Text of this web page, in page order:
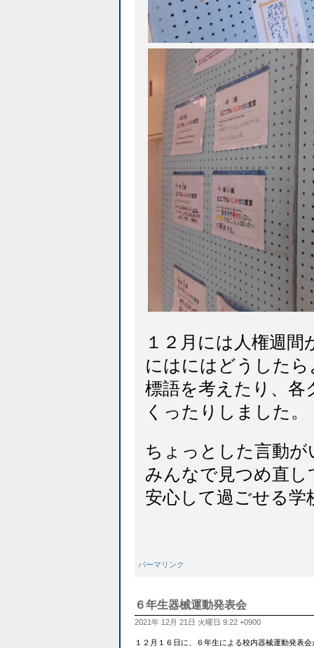
１２月には人権週
にはにはどうした
標語を考えたり、
くったりしました。
ちょっとした言動
みんなで見つめ直
安心して過ごせる
パーマリンク
６年生器械運動発表会
2021年 12月 21日 火曜日 9:22 +0900
１２月１６日に、６年生による校内器械運動発表